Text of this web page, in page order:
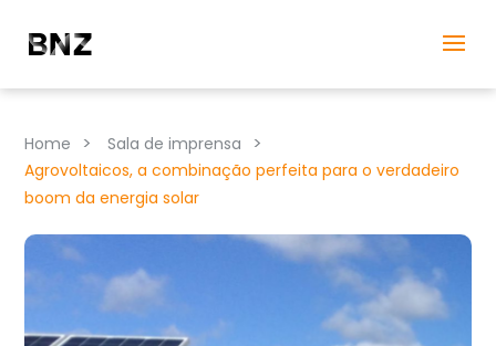
Home > Sala de imprensa >
Agrovoltaicos, a combinação perfeita para o verdadeiro
boom da energia solar